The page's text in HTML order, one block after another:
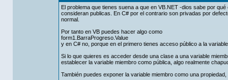
El problema que tienes suena a que en VB.NET -dios sabe por
consideran publicas. En C# por el contrario son privadas por
normal.
Por tanto en VB puedes hacer algo como
form1.BarraProgreso.Value
y en C# no, porque en el primero tienes acceso público a la
Si lo que quieres es acceder desde una clase a una variable
establecer la variable miembro como pública, algo realmente
También puedes exponer la variable miembro como una